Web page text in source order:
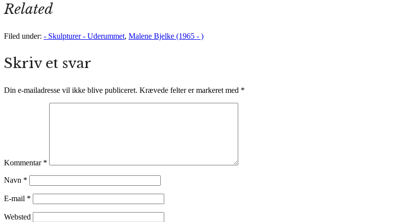
Related
Filed under: - Skulpturer - Uderummet, Malene Bjelke (1965 - )
Skriv et svar
Din e-mailadresse vil ikke blive publiceret. Krævede felter er markeret med *
Kommentar *
Navn *
E-mail *
Websted